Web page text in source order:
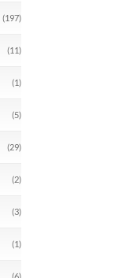
(197)
(11)
(1)
(5)
(29)
(2)
(3)
(1)